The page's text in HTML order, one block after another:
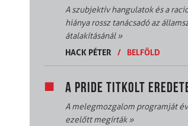
A szubjektív hangulatok és a
hiánya rossz tanácsadó az
átalakításánál»
HACK PÉTER
/ BELFÖLD
A PRIDE TITKOLT
A melegmozgalom programját
ezelőtt megírták»